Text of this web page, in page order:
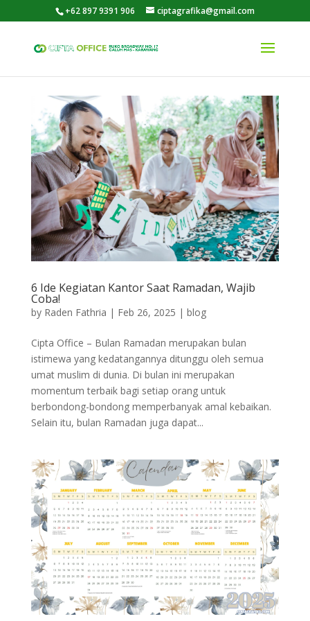
+62 897 9391 906 ciptagrafika@gmail.com
6 Ide Kegiatan Kantor Saat Ramadan, Wajib
Coba!
by Raden Fathria | Feb 26, 2025 | blog
Cipta Office – Bulan Ramadan merupakan bulan
istimewa yang kedatangannya ditunggu oleh semua
umat muslim di dunia. Di bulan ini merupakan
momentum terbaik bagi setiap orang untuk
berbondong-bondong memperbanyak amal kebaikan.
Selain itu, bulan Ramadan juga dapat...